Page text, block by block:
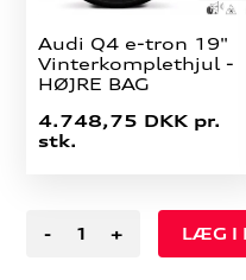
Audi Q4 e-tron 19"
Vinterkomplethjul -
HØJRE BAG
4.748,75 DKK pr.
stk.
- +